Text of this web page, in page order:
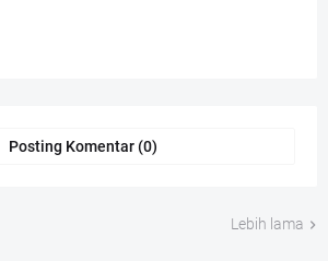
Posting Komentar (0)
Lebih lama